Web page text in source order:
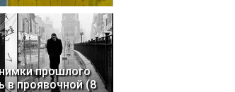
прошлого
в проявочной (8